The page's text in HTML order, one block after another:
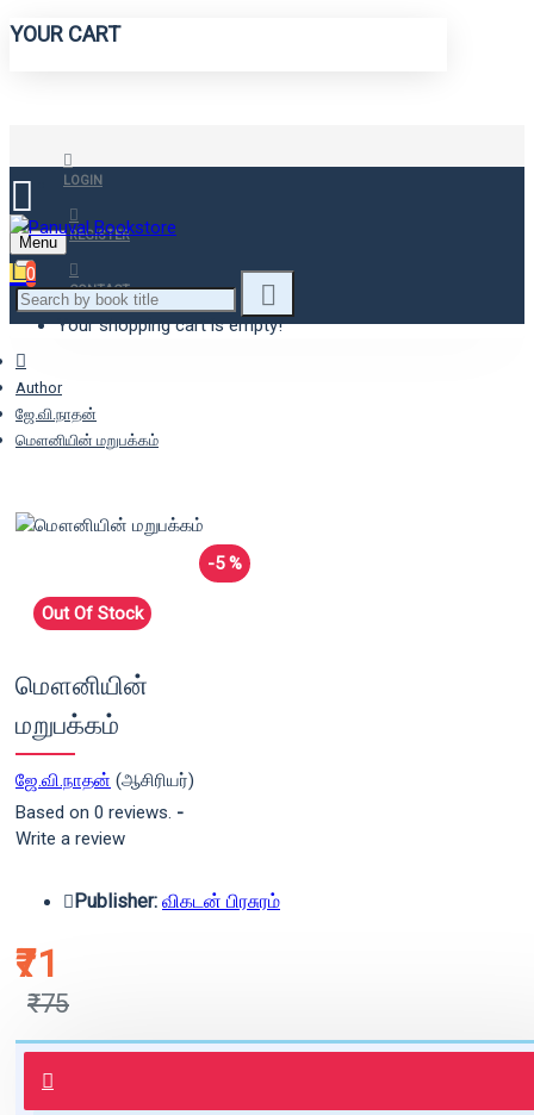
YOUR CART
LOGIN
REGISTER
CONTACT
Menu
0
Your shopping cart is empty!
Author
ஜே.வி.நாதன்
மௌனியின் மறுபக்கம்
-5 %
Out Of Stock
மௌனியின்
மறுபக்கம்
ஜே.வி.நாதன் (ஆசிரியர்)
Based on 0 reviews. -
Write a review
₹71
₹75
Publisher: விகடன் பிரசுரம்
புத்தகம் 3 - 7 நாட்களில் அனுப்பி
வைக்கப்படும்.